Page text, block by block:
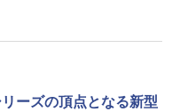
ーズの頂点となる新型